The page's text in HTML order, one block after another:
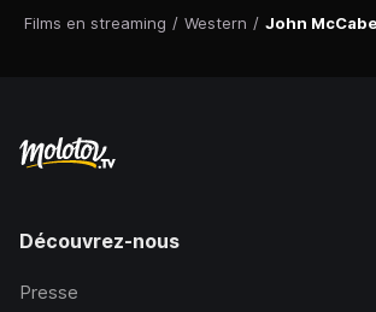
Films en streaming / Western / John McCabe
Découvrez-nous
Presse